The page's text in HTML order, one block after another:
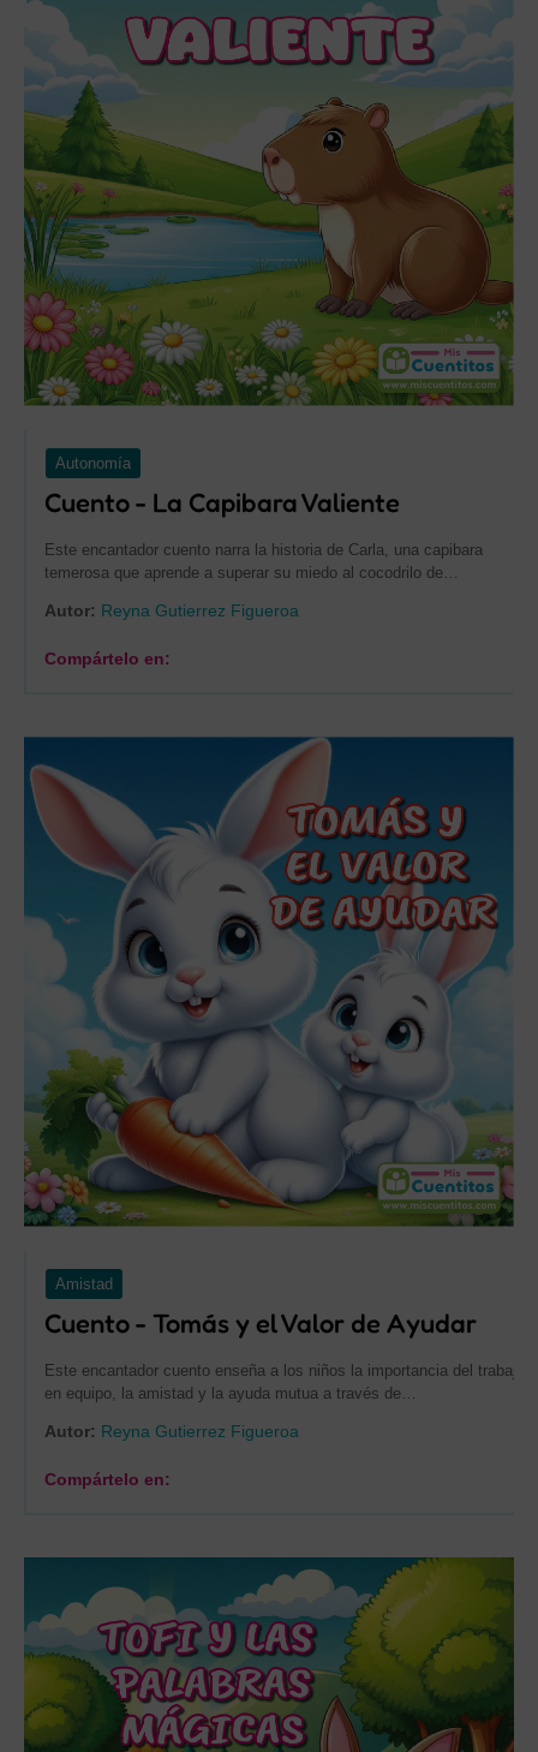
Autonomía
Cuento - La Capibara Valiente
Este encantador cuento narra la historia de Carla, una capibara
temerosa que aprende a superar su miedo al cocodrilo de…
Autor: Reyna Gutierrez Figueroa
Compártelo en:
Amistad
Cuento - Tomás y el Valor de Ayudar
Este encantador cuento enseña a los niños la importancia del trabajo
en equipo, la amistad y la ayuda mutua a través de…
Autor: Reyna Gutierrez Figueroa
Compártelo en: